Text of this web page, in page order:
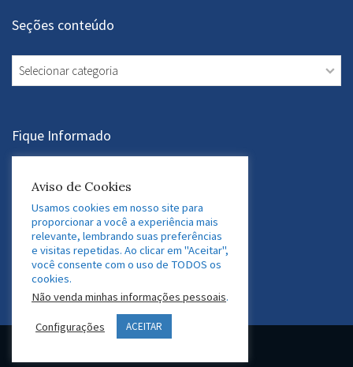
Seções conteúdo
Seções
conteúdo
Fique Informado
Assine a Newsletter
Acesse nossas Redes Sociais
Twitter Facebook
Aviso de Cookies
Usamos cookies em nosso site para
proporcionar a você a experiência mais
relevante, lembrando suas preferências
e visitas repetidas. Ao clicar em "Aceitar",
você consente com o uso de TODOS os
cookies.
Não venda minhas informações pessoais.
Configurações ACEITAR